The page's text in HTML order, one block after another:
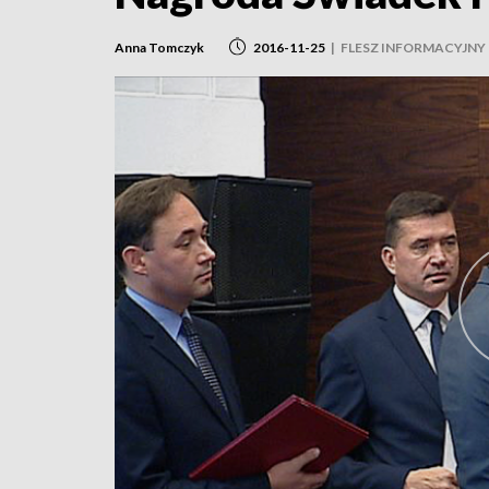
Anna Tomczyk 2016-11-25 | FLESZ INFORMACYJNY